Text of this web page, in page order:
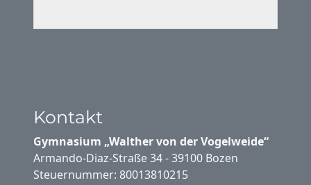
Kontakt
Gymnasium „Walther von der Vogelweide“
Armando-Diaz-Straße 34 - 39100 Bozen
Steuernummer: 80013810215